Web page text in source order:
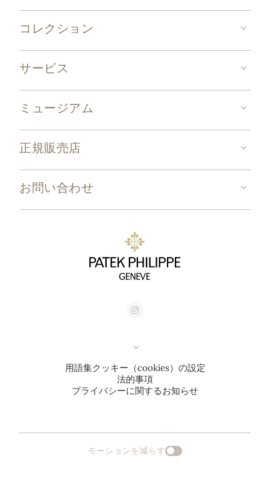
コレクション
サービス
ミュージアム
正規販売店
お問い合わせ
用語集クッキー（cookies）の設定
法的事項
プライバシーに関するお知らせ
モーションを減らす